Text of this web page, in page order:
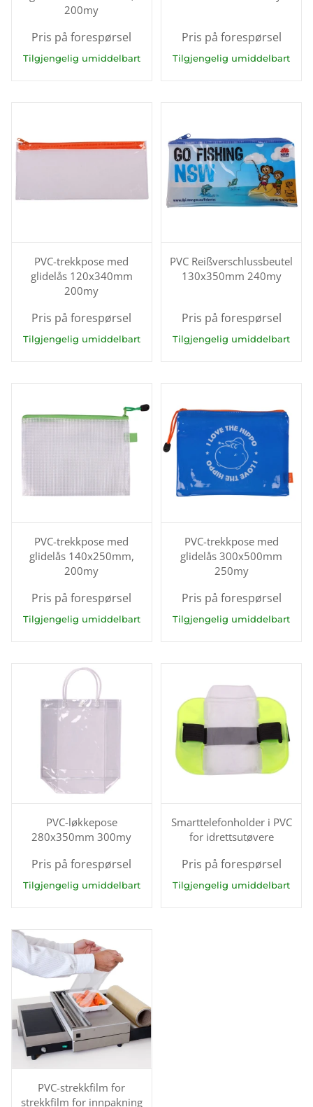
200my
Pris på forespørsel
Tilgjengelig umiddelbart
Pris på forespørsel
Tilgjengelig umiddelbart
PVC-trekkpose med
glidelås 120x340mm
200my
Pris på forespørsel
Tilgjengelig umiddelbart
PVC Reißverschlussbeutel
130x350mm 240my
Pris på forespørsel
Tilgjengelig umiddelbart
PVC-trekkpose med
glidelås 140x250mm,
200my
Pris på forespørsel
Tilgjengelig umiddelbart
PVC-trekkpose med
glidelås 300x500mm
250my
Pris på forespørsel
Tilgjengelig umiddelbart
PVC-løkkepose
280x350mm 300my
Pris på forespørsel
Tilgjengelig umiddelbart
Smarttelefonholder i PVC
for idrettsutøvere
Pris på forespørsel
Tilgjengelig umiddelbart
PVC-strekkfilm for
strekkfilm for innpakning